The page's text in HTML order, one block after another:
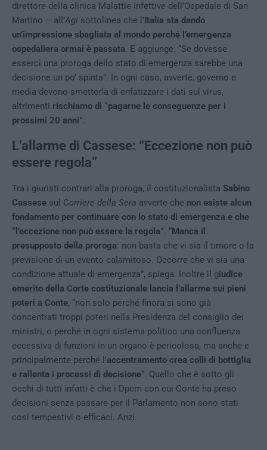
direttore della clinica Malattie Infettive dell’Ospedale di San
Martino – all’Agi sottolinea che l’ Italia sta dando
un’impressione sbagliata al mondo perché l’emergenza
ospedaliera ormai è passata. E aggiunge: “Se dovesse
esserci una proroga dello stato di emergenza sarebbe una
decisione un po’ spinta”. In ogni caso, avverte, governo e
media devono smetterla di enfatizzare i dati sul virus,
altrimenti rischiamo di “pagarne le conseguenze per i
prossimi 20 anni”.
L’allarme di Cassese: “Eccezione non può
essere regola”
Tra i giuristi contrari alla proroga, il costituzionalista Sabino
Cassese sul Corriere della Sera avverte che non esiste alcun
fondamento per continuare con lo stato di emergenza e che
“l’eccezione non può essere la regola”. “Manca il
presupposto della proroga: non basta che vi sia il timore o la
previsione di un evento calamitoso. Occorre che vi sia una
condizione attuale di emergenza”, spiega. Inoltre il giudice
emerito della Corte costituzionale lancia l’allarme sui pieni
poteri a Conte, “non solo perché finora si sono già
concentrati troppi poteri nella Presidenza del consiglio dei
ministri, o perché in ogni sistema politico una confluenza
eccessiva di funzioni in un organo è pericolosa, ma anche e
principalmente perché l’accentramento crea colli di bottiglia
e rallenta i processi di decisione“. Quello che è sotto gli
occhi di tutti infatti è che i Dpcm con cui Conte ha preso
decisioni senza passare per il Parlamento non sono stati
così tempestivi o efficaci. Anzi.